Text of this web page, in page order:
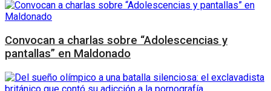
Convocan a charlas sobre “Adolescencias y
pantallas” en Maldonado